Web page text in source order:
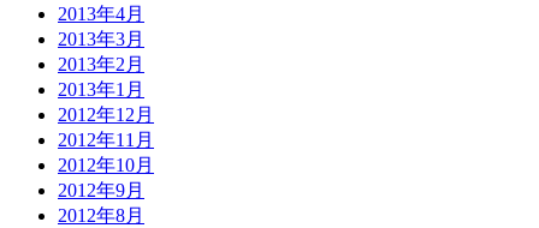
2013年4月
2013年3月
2013年2月
2013年1月
2012年12月
2012年11月
2012年10月
2012年9月
2012年8月